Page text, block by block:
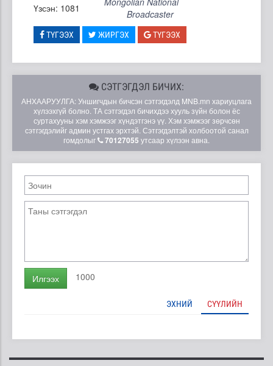
Үзсэн: 1081
Broadcaster
ТҮГЭЭХ ЖИРГЭХ ТҮГЭЭХ
СЭТГЭГДЭЛ БИЧИХ:
АНХААРУУЛГА: Уншигчдын бичсэн сэтгэгдэлд MNB.mn хариуцлага
хүлээхгүй болно. ТА сэтгэгдэл бичихдээ хууль зүйн болон ёс
суртахууны хэм хэмжээг хүндэтгэнэ үү. Хэм хэмжээг зөрчсөн
сэтгэгдэлийг админ устгах эрхтэй. Сэтгэгдэлтэй холбоотой санал
гомдолыг
70127055 утсаар хүлээн авна.
Илгээх 1000
ЭХНИЙ СҮҮЛИЙН